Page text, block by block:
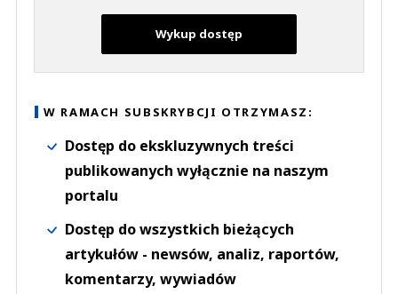
Wykup dostęp
W RAMACH SUBSKRYBCJI OTRZYMASZ:
Dostęp do ekskluzywnych treści
publikowanych wyłącznie na naszym
portalu
Dostęp do wszystkich bieżących
artykułów - newsów, analiz, raportów,
komentarzy, wywiadów